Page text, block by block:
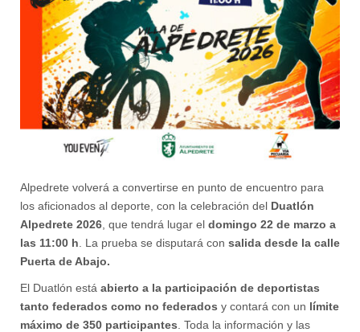
Alpedrete volverá a convertirse en punto de encuentro para
los aficionados al deporte, con la celebración del Duatlón
Alpedrete 2026 , que tendrá lugar el domingo 22 de marzo a
las 11:00 h . La prueba se disputará con salida desde la calle
Puerta de Abajo.
El Duatlón está abierto a la participación de deportistas
tanto federados como no federados y contará con un límite
máximo de 350 participantes . Toda la información y las